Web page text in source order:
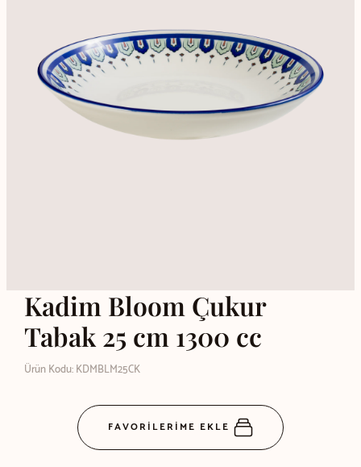
Kadim Bloom Çukur
Tabak 25 cm 1300 cc
Ürün Kodu: KDMBLM25CK
FAVORİLERİME EKLE